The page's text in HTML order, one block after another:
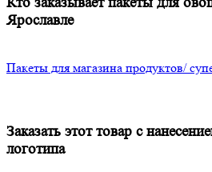
Ярославле
Пакеты для магазина продуктов/
Заказать этот товар с
логотипа